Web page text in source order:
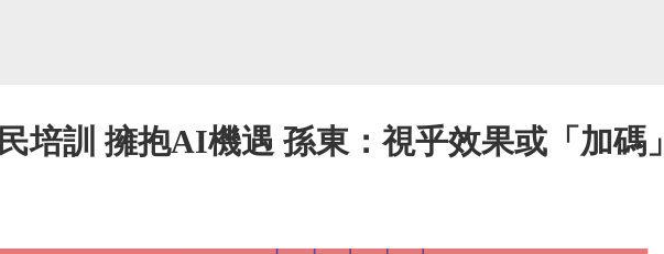
培訓 擁抱AI機遇 孫東：視乎效果或「加碼」